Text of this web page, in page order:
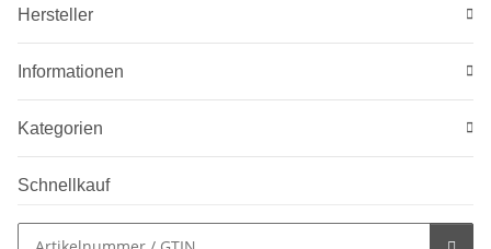
Hersteller
Informationen
Kategorien
Schnellkauf